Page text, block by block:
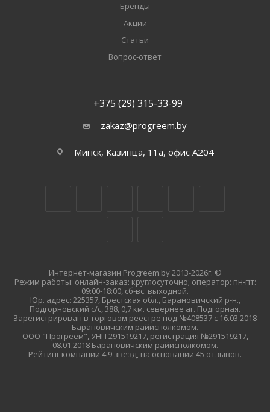
Бренды
Акции
Статьи
Вопрос-ответ
+375 (29) 315-33-99
zakaz@progreem.by
Минск, Казинца, 11а, офис А204
Интернет-магазин Progreem.by 2013-2026г. ©
Режим работы: онлайн-заказ: круглосуточно; оператор: пн-пт:
09:00-18:00, сб-вс: выходной.
Юр. адрес: 225357, Брестская обл., Барановичский р-н.,
Подгорновский с/с, 388, 0,7 км. севернее аг. Подгорная.
Зарегистрирован в торговом реестре под №408537 с 16.03.2018
Барановичским райисполкомом.
ООО "Прогреем", УНП 291519217, регистрация №291519217,
08.01.2018 Барановичским райисполкомом.
Рейтинг компании 4.9 звезд, на основании 45 отзывов.